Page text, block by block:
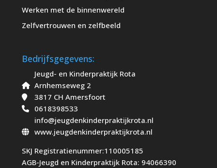
Werken met de binnenwereld
Zelfvertrouwen en zelfbeeld
Bedrijfsgegevens:
Jeugd- en Kinderpraktijk Rota
Arnhemseweg 2
3817 CH Amersfoort
0618398533
info@jeugdenkinderpraktijkrota.nl
www.jeugdenkinderpraktijkrota.nl
SKJ Registratienummer:110005185
AGB-Jeugd en Kinderpraktijk Rota: 94066390